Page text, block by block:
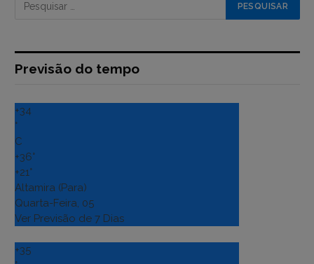
Previsão do tempo
+34
°
C
+36°
+21°
Altamira (Para)
Quarta-Feira, 05
Ver Previsão de 7 Dias
+35